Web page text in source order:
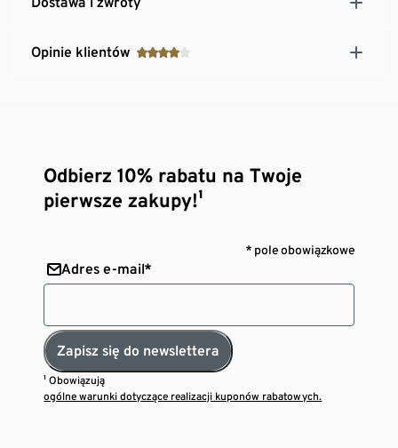
Opinie klientów
Odbierz 10% rabatu na Twoje
pierwsze zakupy!¹
* pole obowiązkowe
Adres e-mail*
Zapisz się do newslettera
¹ Obowiązują
ogólne warunki dotyczące realizacji kuponów rabatowych.